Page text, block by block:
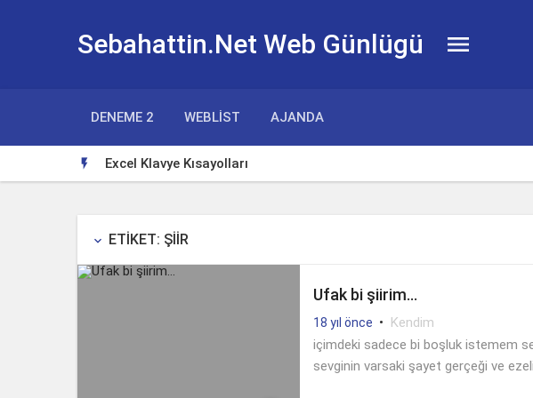
Sebahattin.Net Web Günlügü 
DENEME 2 WEBLIST AJANDA
 Excel Klavye Kısayolları
keyboard_arrow_down ETIKET: ŞIIR
Ufak bi şiirim…
18 yıl önce • Kendim
içimdeki sadece bi boşluk istemem
sevginin varsaki şayet gerçeği ve